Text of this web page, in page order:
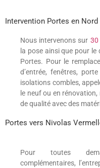
Intervention Portes en Nord
Nous intervenons sur 30
la pose ainsi que pour
Portes. Pour le
d’entrée, fenêtres,
isolations combles,
le neuf ou en
de qualité avec des
Portes vers Nivolas
Pour toutes
complémentaires,